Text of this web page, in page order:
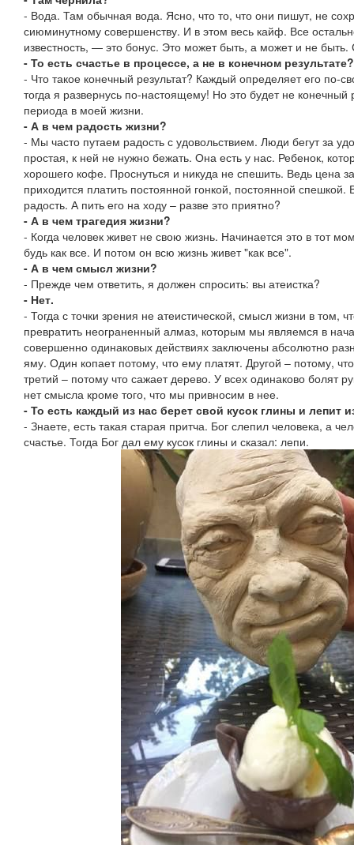
- Вода. Там обычная вода. Ясно, что то, что они пишут, не
сиюминутному совершенству. И в этом весь кайф. Все
известность, — это бонус. Это может быть, а может и не
- То есть счастье в процессе, а не в конечном результате?
- Что такое конечный результат? Каждый определяет его по-
тогда я развернусь по-настоящему! Но это будет не конечный
периода в моей жизни.
- А в чем радость жизни?
- Мы часто путаем радость с удовольствием. Люди бегут за
простая, к ней не нужно бежать. Она есть у нас. Ребенок,
хорошего кофе. Проснуться и никуда не спешить. Ведь цена
приходится платить постоянной гонкой, постоянной
радость. А пить его на ходу – разве это приятно?
- А в чем трагедия жизни?
- Когда человек живет не свою жизнь. Начинается это в тот
будь как все. И потом он всю жизнь живет "как все".
- А в чем смысл жизни?
- Прежде чем ответить, я должен спросить: вы атеистка?
- Нет.
- Тогда с точки зрения не атеистической, смысл жизни в том,
превратить неограненный алмаз, которым мы являемся в
совершенно одинаковых действиях заключены абсолютно
яму. Один копает потому, что ему платят. Другой – потому,
третий – потому что сажает дерево. У всех одинаково болят
нет смысла кроме того, что мы привносим в нее.
- То есть каждый из нас берет свой кусок глины и лепит
- Знаете, есть такая старая притча. Бог слепил человека, а
счастье. Тогда Бог дал ему кусок глины и сказал: лепи.